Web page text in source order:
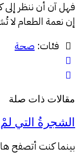
فهل آن أن ننظر إلى
إن نعمة الطعام لا
فئات: صحة
مقالات ذات صلة
الشجرةُ التي لمْ
بينما كنت أتصفح